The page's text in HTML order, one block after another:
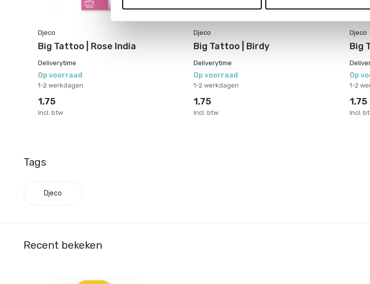
Djeco
Big Tattoo | Rose India
Deliverytime
Op voorraad
1-2 werkdagen
1,75
Incl. btw
Djeco
Big Tattoo | Birdy
Deliverytime
Op voorraad
1-2 werkdagen
1,75
Incl. btw
Djeco
Big
Op
1-2
1,75
Incl.
Tags
Djeco
Recent bekeken